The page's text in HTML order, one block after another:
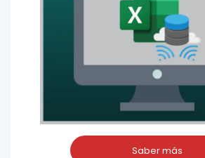
Saber más